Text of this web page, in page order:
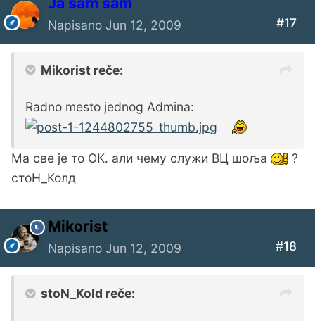
Napisano Jun 12, 2009 #17
Mikorist reče:
Radno mesto jednog Admina:
Ма све је то ОК. али чему служи ВЦ шоља
?
стоН_Колд
Mikorist
Napisano Jun 12, 2009 #18
stoN_Kold reče: